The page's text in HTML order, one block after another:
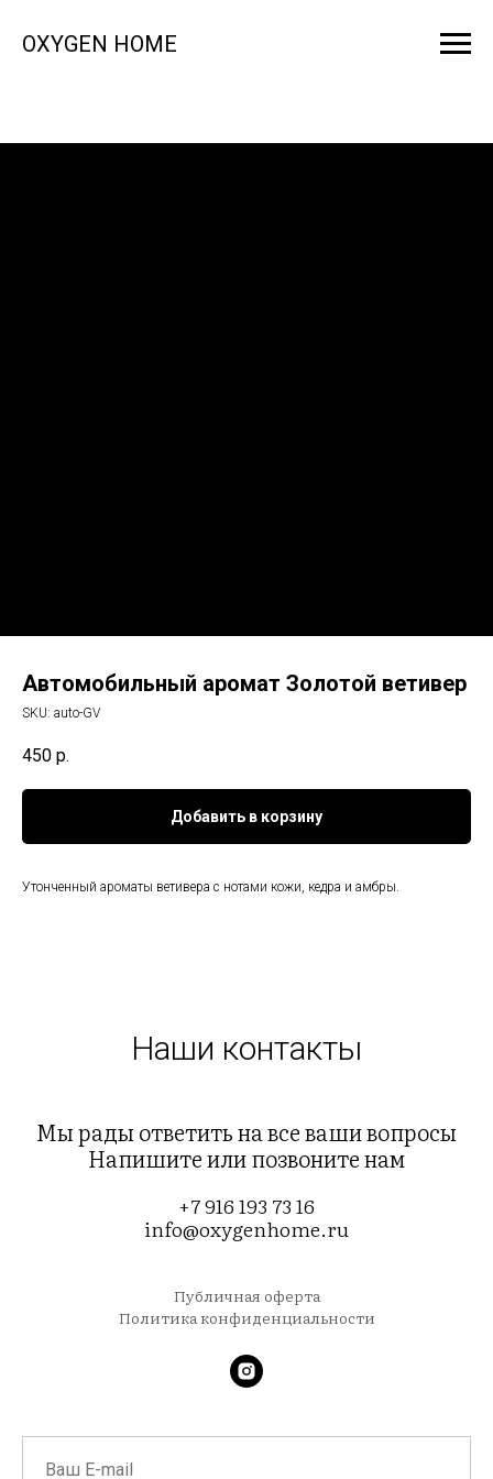
OXYGEN HOME
Автомобильный аромат Золотой ветивер
SKU: auto-GV
450 р.
Добавить в корзину
Утонченный ароматы ветивера с нотами кожи, кедра и амбры.
Наши контакты
Мы рады ответить на все ваши вопросы
Напишите или позвоните нам
+7 916 193 73 16
info@oxygenhome.ru
Публичная оферта
Политика конфиденциальности